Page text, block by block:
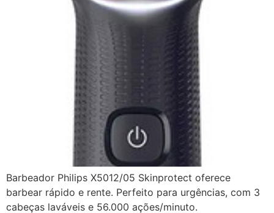
Barbeador Philips X5012/05 Skinprotect oferece
barbear rápido e rente. Perfeito para urgências, com 3
cabeças laváveis e 56.000 ações/minuto.